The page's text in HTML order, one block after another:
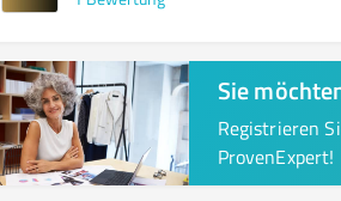
Sie
Registrieren
ProvenExpert!